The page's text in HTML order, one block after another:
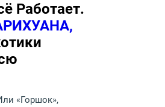
Работает.
«горшок»,